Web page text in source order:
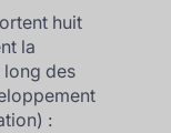
huit
la
long des
: